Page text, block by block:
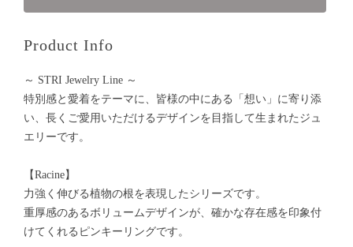
Product Info
～ STRI Jewelry Line ～
特別感と愛着をテーマに、皆様の中にある「想い」に寄り添
い、長くご愛用いただけるデザインを目指して生まれたジュ
エリーです。
【Racine】
力強く伸びる植物の根を表現したシリーズです。
重厚感のあるボリュームデザインが、確かな存在感を印象付
けてくれるピンキーリングです。